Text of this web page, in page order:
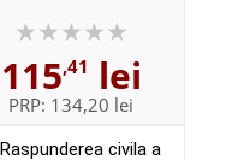
115,41 lei
PRP: 134,20 lei